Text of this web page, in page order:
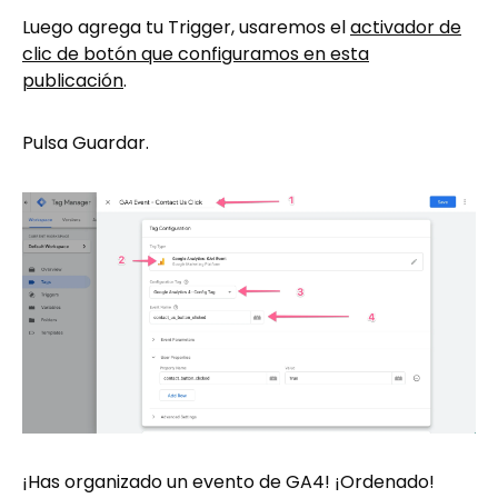
Luego agrega tu Trigger, usaremos elactivador de
clic de botón que configuramos en esta
publicación.
Pulsa Guardar.
¡Has organizado un evento de GA4! ¡Ordenado!